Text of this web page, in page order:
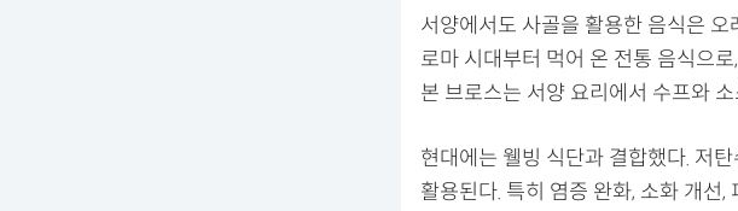
서양에서도 사골을 활용한 음식은
로마 시대부터 먹어 온 전통 음식으
본 브로스는 서양 요리에서 수프와
현대에는 웰빙 식단과 결합했다. 저
활용된다. 특히 염증 완화, 소화 개선,